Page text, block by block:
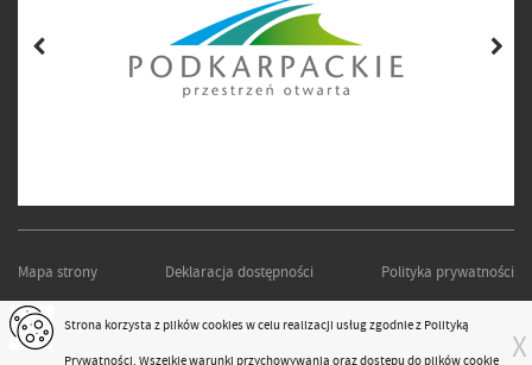
Mapa strony Deklaracja dostępności Polityka prywatności
PODKARPACKI ZARZĄD DRÓG WOJEWÓDZKICH W RZESZOWIE
Projekt i realizacja:
X
Strona korzysta z plikówcookiesw celu realizacji usług zgodnie z Polityką
Prywatności. Wszelkie warunki przychowywania oraz dostępu do plików cookie